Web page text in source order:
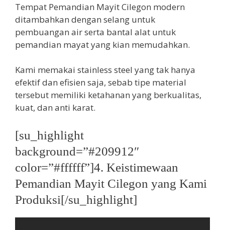
Tempat Pemandian Mayit Cilegon modern
ditambahkan dengan selang untuk
pembuangan air serta bantal alat untuk
pemandian mayat yang kian memudahkan.
Kami memakai stainless steel yang tak hanya
efektif dan efisien saja, sebab tipe material
tersebut memiliki ketahanan yang berkualitas,
kuat, dan anti karat.
[su_highlight
background=”#209912″
color=”#ffffff”]4. Keistimewaan
Pemandian Mayit Cilegon yang Kami
Produksi[/su_highlight]